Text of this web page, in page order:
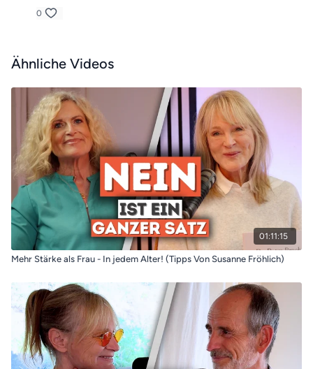
0
Ähnliche Videos
01:11:15
Mehr Stärke als Frau - In jedem Alter! (Tipps Von Susanne Fröhlich)